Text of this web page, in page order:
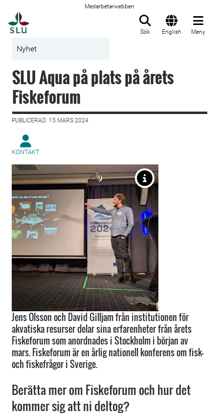
Medarbetarwebben
Sök English Meny
Nyhet
SLU Aqua på plats på årets
Fiskeforum
PUBLICERAD: 15 MARS 2024
KONTAKT
Jens Olsson och David Gilljam från institutionen för
akvatiska resurser delar sina erfarenheter från årets
Fiskeforum som anordnades i Stockholm i början av
mars. Fiskeforum är en årlig nationell konferens om fisk-
och fiskefrågor i Sverige.
Berätta mer om Fiskeforum och hur det
kommer sig att ni deltog?